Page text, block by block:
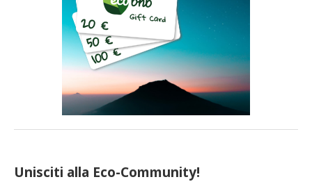
Unisciti alla Eco-Community!